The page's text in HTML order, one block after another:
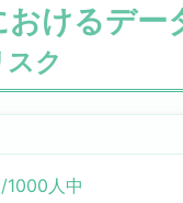
けるデー
ク
/1000人中